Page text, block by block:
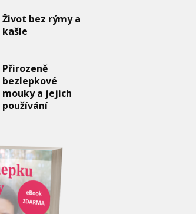
Život bez rýmy a
kašle
Přirozeně
bezlepkové
mouky a jejich
používání